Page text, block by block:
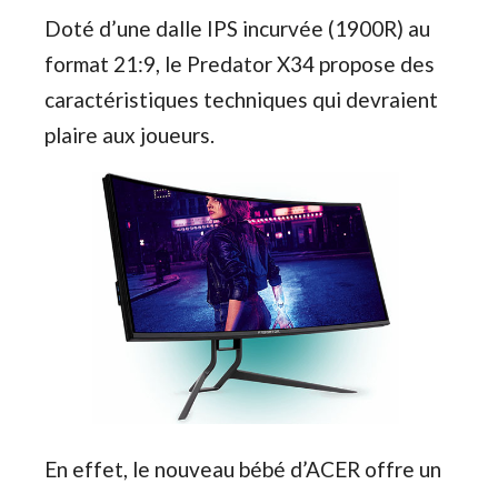
Doté d’une dalle IPS incurvée (1900R) au
format 21:9, le Predator X34 propose des
caractéristiques techniques qui devraient
plaire aux joueurs.
En effet, le nouveau bébé d’ACER offre un